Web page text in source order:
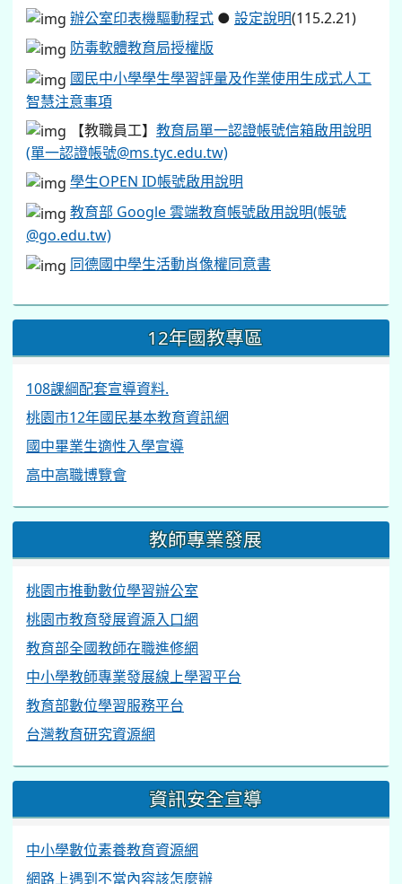
辦公室印表機驅動程式 ● 設定說明(115.2.21)
防毒軟體教育局授權版
國民中小學學生學習評量及作業使用生成式人工
智慧注意事項
【教職員工】 教育局單一認證帳號信箱啟用說明
(單一認證帳號@ms.tyc.edu.tw)
學生OPEN ID帳號啟用說明
教育部 Google 雲端教育帳號啟用說明(帳號
@go.edu.tw)
同德國中學生活動肖像權同意書
12年國教專區
108課綱配套宣導資料.
桃園市12年國民基本教育資訊網
國中畢業生適性入學宣導
高中高職博覽會
教師專業發展
桃園市推動數位學習辦公室
桃園市教育發展資源入口網
教育部全國教師在職進修網
中小學教師專業發展線上學習平台
教育部數位學習服務平台
台灣教育研究資源網
資訊安全宣導
中小學數位素養教育資源網
網路上遇到不當內容該怎麼辦